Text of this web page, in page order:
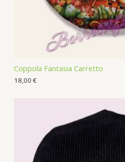
Coppola Fantasia Carretto
18,00 €